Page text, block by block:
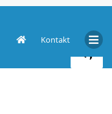
Kontakt